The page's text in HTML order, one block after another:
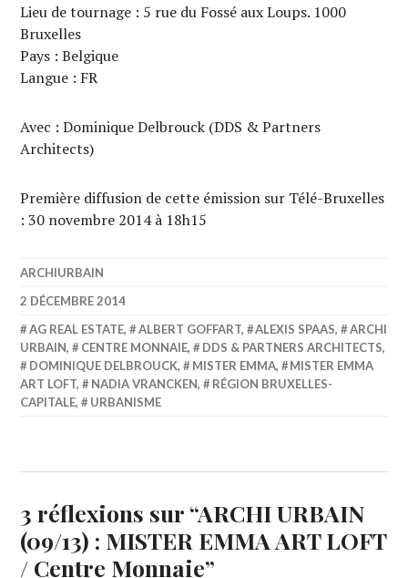
Lieu de tournage : 5 rue du Fossé aux Loups. 1000
Bruxelles
Pays : Belgique
Langue : FR
Avec : Dominique Delbrouck (DDS & Partners
Architects)
Première diffusion de cette émission sur Télé-Bruxelles
: 30 novembre 2014 à 18h15
ARCHIURBAIN
2 DÉCEMBRE 2014
AG REAL ESTATE, ALBERT GOFFART, ALEXIS SPAAS,
ARCHI
URBAIN, CENTRE MONNAIE, DDS & PARTNERS ARCHITECTS,
DOMINIQUE DELBROUCK, MISTER EMMA,
MISTER EMMA
ART LOFT, NADIA VRANCKEN,
RÉGION BRUXELLES-
CAPITALE, URBANISME
3 réflexions sur “ARCHI URBAIN
(09/13) : MISTER EMMA ART LOFT
/ Centre Monnaie”